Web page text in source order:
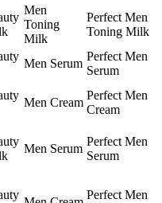
Men
Toning
Milk
Perfect Men
Toning Milk
Men Serum
Perfect Men
Serum
Men Cream
Perfect Men
Cream
Men Serum
Perfect Men
Serum
Perfect Men